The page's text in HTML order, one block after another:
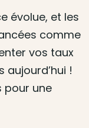
évolue, et les
comme
vos taux
!
pour une